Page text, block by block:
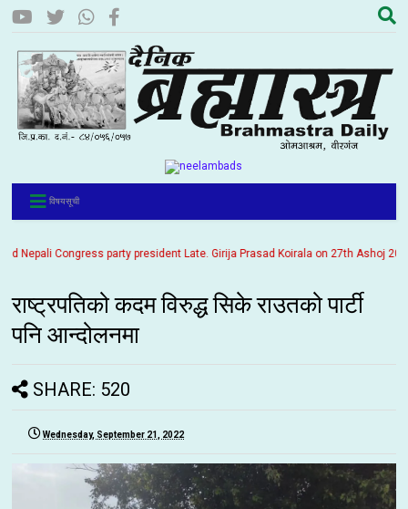
विषयसूची
Congress party president Late. Girija Prasad Koirala on 27th Ashoj
राष्ट्रपतिको कदम विरुद्ध सिके राउतको पार्टी
पनि आन्दोलनमा
SHARE: 520
Wednesday, September 21, 2022